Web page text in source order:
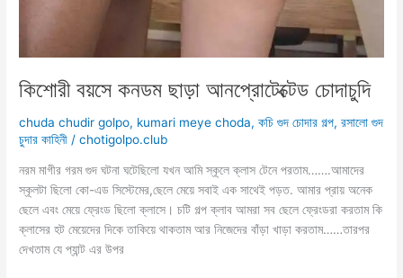
কিশোরী বয়সে কনডম ছাড়া আনপ্রোটেক্টেড চোদাচুদি
chuda chudir golpo, kumari meye choda,কচি গুদ চোদার গল্প,রসালো গুদ
চুদার কাহিনী /chotigolpo.club
নরম মাগীর গরম গুদ ঘটনা ঘটেছিলো যখন আমি স্কূলে ক্লাস টেনে পরতাম…….আমাদের
স্কূলটা ছিলো কো-এড সিস্টেমের,ছেলে মেয়ে সবাই এক সাথেই পড়ত. আমার প্রায় অনেক
ছেলে এবং মেয়ে ফ্রেংড ছিলো ক্লাসে। চটি গল্প ক্লাব আমরা সব ছেলে ফ্রেংডরা করতাম কি
ক্লাসের হট মেয়েদের দিকে তাকিয়ে থাকতাম আর নিজেদের বাঁড়া খাড়া করতাম……তারপর
দেখতাম যে প্যান্ট এর উপর